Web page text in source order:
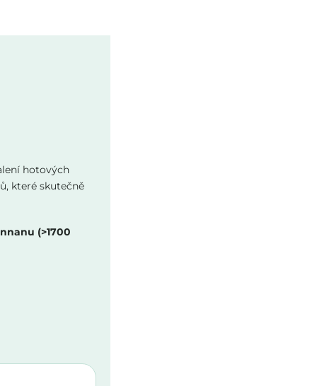
hotových
které skutečně
(>1700